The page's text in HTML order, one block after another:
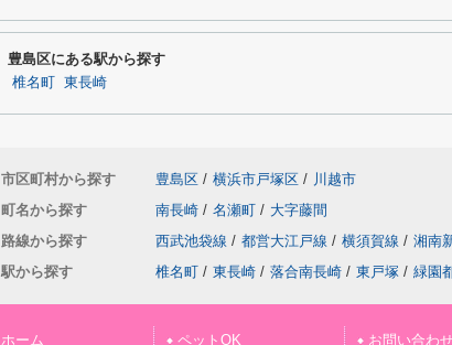
豊島区にある駅から探す
椎名町 東長崎
市区町村から探す 豊島区 / 横浜市戸塚区 / 川越市
町名から探す
南長崎 / 名瀬町 / 大字藤間
路線から探す
西武池袋線 / 都営大江戸線 / 横須賀線 / 湘南
駅から探す
椎名町 / 東長崎 / 落合南長崎 / 東戸塚 / 緑園
ホーム ペットOK お問い合わ